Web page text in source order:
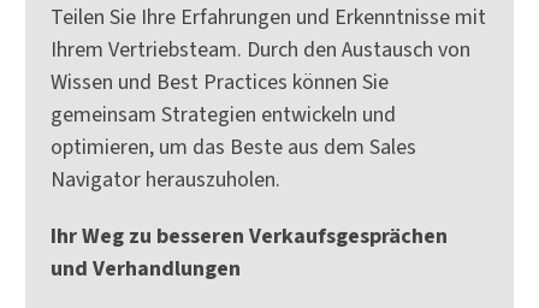
Teilen Sie Ihre Erfahrungen und Erkenntnisse mit
Ihrem Vertriebsteam. Durch den Austausch von
Wissen und Best Practices können Sie
gemeinsam Strategien entwickeln und
optimieren, um das Beste aus dem Sales
Navigator herauszuholen.
Ihr Weg zu besseren Verkaufsgesprächen
und Verhandlungen